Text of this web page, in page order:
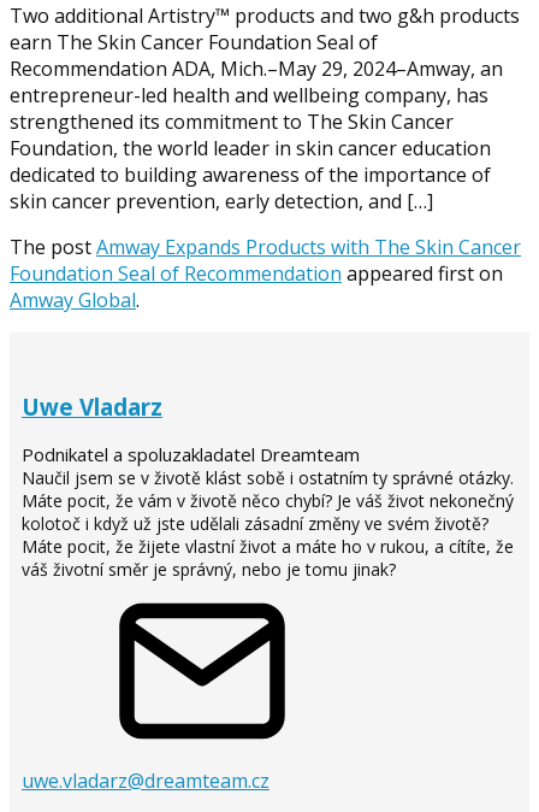
Two additional Artistry™ products and two g&h products
earn The Skin Cancer Foundation Seal of
Recommendation ADA, Mich.–May 29, 2024–Amway, an
entrepreneur-led health and wellbeing company, has
strengthened its commitment to The Skin Cancer
Foundation, the world leader in skin cancer education
dedicated to building awareness of the importance of
skin cancer prevention, early detection, and […]
The postAmway Expands Products with The Skin Cancer
Foundation Seal of Recommendation appeared first on
Amway Global.
Uwe Vladarz
Podnikatel a spoluzakladatel Dreamteam
Naučil jsem se v životě klást sobě i ostatním ty správné otázky.
Máte pocit, že vám v životě něco chybí? Je váš život nekonečný
kolotoč i když už jste udělali zásadní změny ve svém životě?
Máte pocit, že žijete vlastní život a máte ho v rukou, a cítíte, že
váš životní směr je správný, nebo je tomu jinak?
uwe.vladarz@dreamteam.cz